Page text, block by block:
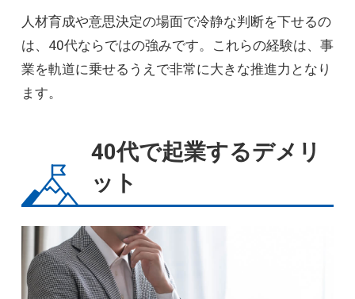
人材育成や意思決定の場面で冷静な判断を下せるの
は、40代ならではの強みです。これらの経験は、事
業を軌道に乗せるうえで非常に大きな推進力となり
ます。
40代で起業するデメリ
ット